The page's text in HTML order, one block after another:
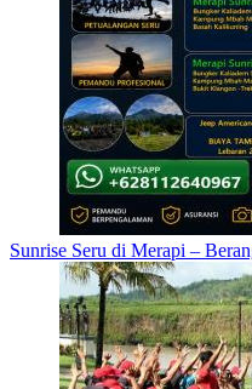
Sunrise Seru di Merapi –